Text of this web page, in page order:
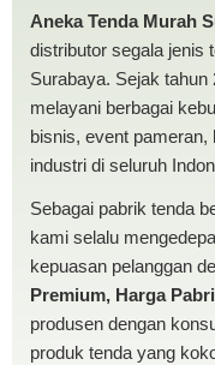
Aneka Tenda Murah
distributor segala jenis
Surabaya. Sejak
melayani berbagai
bisnis, event
industri di seluruh
Sebagai pabrik tenda
kami selalu
kepuasan pelanggan
Premium, Harga
produsen dengan
produk tenda yang